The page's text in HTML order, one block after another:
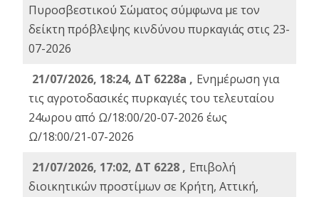
Πυροσβεστικού Σώματος σύμφωνα με τον
δείκτη πρόβλεψης κινδύνου πυρκαγιάς στις 23-
07-2026
21/07/2026, 18:24, ΔΤ 6228a , Ενημέρωση για
τις αγροτοδασικές πυρκαγιές του τελευταίου
24ωρου από Ω/18:00/20-07-2026 έως
Ω/18:00/21-07-2026
21/07/2026, 17:02, ΔΤ 6228 , Επιβολή
διοικητικών προστίμων σε Κρήτη, Αττική,